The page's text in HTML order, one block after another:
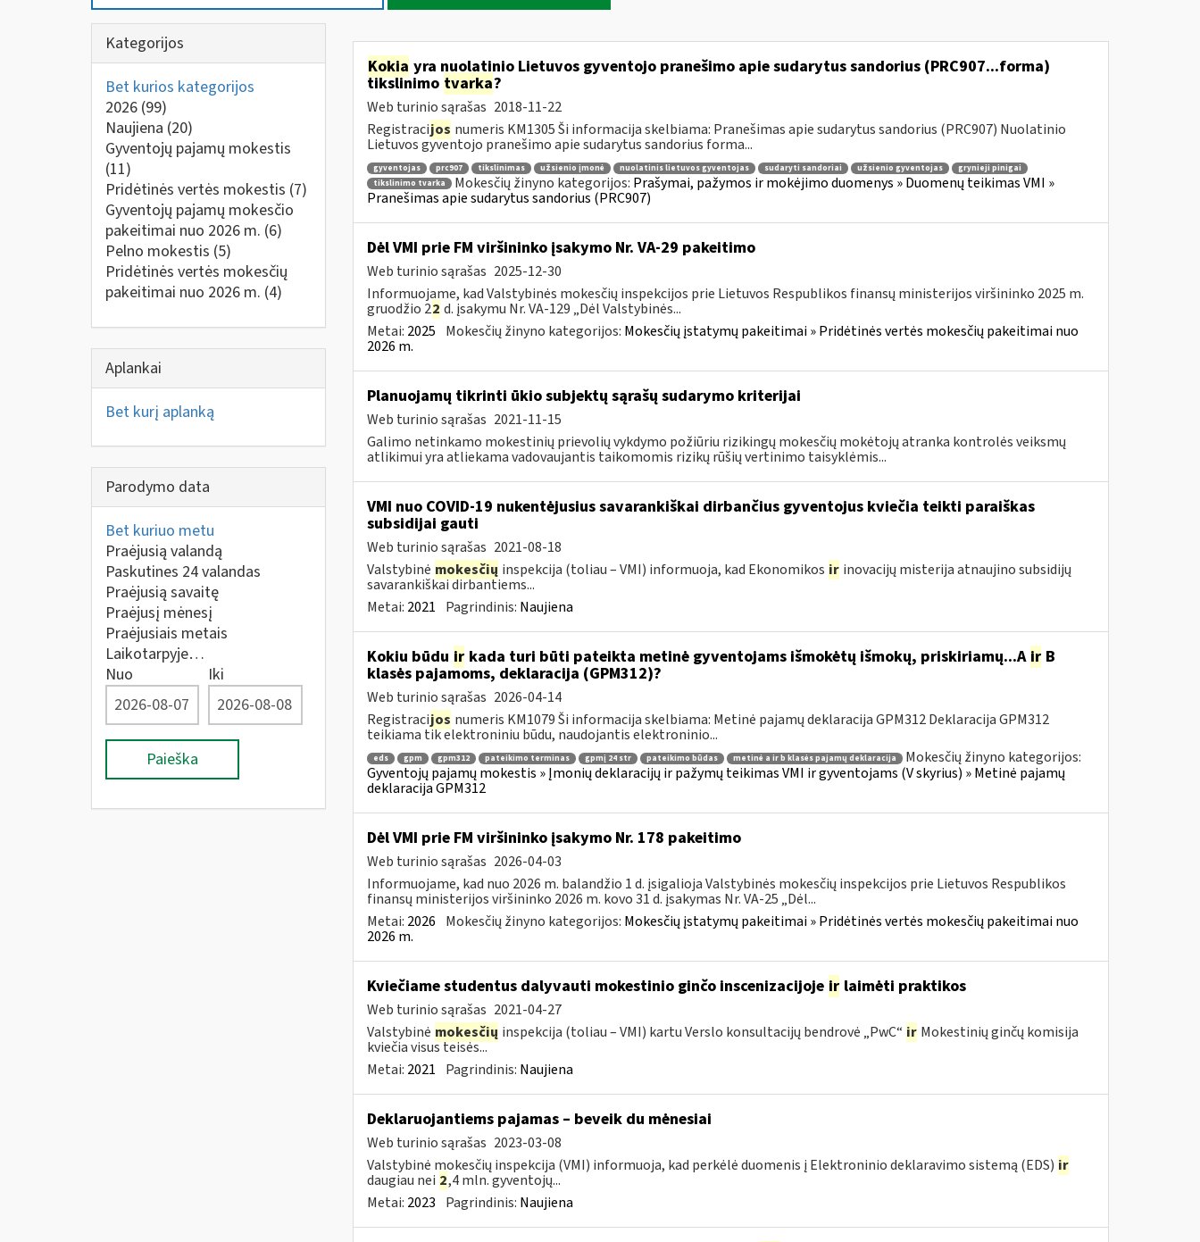
Kategorijos
Bet kurios kategorijos
2026 (99)
Naujiena (20)
Gyventojų pajamų mokestis
(11)
Pridėtinės vertės mokestis (7)
Gyventojų pajamų mokesčio
pakeitimai nuo 2026 m. (6)
Pelno mokestis (5)
Pridėtinės vertės mokesčių
pakeitimai nuo 2026 m. (4)
Aplankai
Bet kurį aplanką
Parodymo data
Bet kuriuo metu
Praėjusią valandą
Paskutines 24 valandas
Praėjusią savaitę
Praėjusį mėnesį
Praėjusiais metais
Laikotarpyje…
Nuo
Iki
Paieška
Kokia yra nuolatinio Lietuvos gyventojo pranešimo apie sudarytus sandorius (PRC907...forma)
tikslinimo tvarka?
Web turinio sąrašas 2018-11-22
Registracijos numeris KM1305 Ši informacija skelbiama: Pranešimas apie sudarytus sandorius (PRC907) Nuolatinio
Lietuvos gyventojo pranešimo apie sudarytus sandorius forma...
gyventojas prc907 tikslinimas užsienio įmonė nuolatinis lietuvos gyventojas sudaryti sandoriai užsienio gyventojas
grynieji pinigai
tikslinimo tvarka
Mokesčių žinyno kategorijos: Prašymai, pažymos ir mokėjimo duomenys » Duomenų teikimas VMI »
Pranešimas apie sudarytus sandorius (PRC907)
Dėl VMI prie FM viršininko įsakymo Nr. VA-29 pakeitimo
Web turinio sąrašas 2025-12-30
Informuojame, kad Valstybinės mokesčių inspekcijos prie Lietuvos Respublikos finansų ministerijos viršininko 2025 m.
gruodžio 22 d. įsakymu Nr. VA-129 „Dėl Valstybinės...
Metai: 2025 Mokesčių žinyno kategorijos: Mokesčių įstatymų pakeitimai » Pridėtinės vertės mokesčių pakeitimai nuo
2026 m.
Planuojamų tikrinti ūkio subjektų sąrašų sudarymo kriterijai
Web turinio sąrašas 2021-11-15
Galimo netinkamo mokestinių prievolių vykdymo požiūriu rizikingų mokesčių mokėtojų atranka kontrolės veiksmų
atlikimui yra atliekama vadovaujantis taikomomis rizikų rūšių vertinimo taisyklėmis...
VMI nuo COVID-19 nukentėjusius savarankiškai dirbančius gyventojus kviečia teikti paraiškas
subsidijai gauti
Web turinio sąrašas 2021-08-18
Valstybinė mokesčių inspekcija (toliau – VMI) informuoja, kad Ekonomikos ir inovacijų misterija atnaujino subsidijų
savarankiškai dirbantiems...
Metai: 2021 Pagrindinis: Naujiena
Kokiu būdu irkada turi būti pateikta metinė gyventojams išmokėtų išmokų, priskiriamų...A irB
klasės pajamoms, deklaracija (GPM312)?
Web turinio sąrašas 2026-04-14
Registracijos numeris KM1079 Ši informacija skelbiama: Metinė pajamų deklaracija GPM312 Deklaracija GPM312
teikiama tik elektroniniu būdu, naudojantis elektroninio...
eds gpm gpm312 pateikimo terminas gpmį 24 str pateikimo būdas metinė a ir b klasės pajamų deklaracija
Mokesčių žinyno kategorijos:
Gyventojų pajamų mokestis » Įmonių deklaracijų ir pažymų teikimas VMI ir gyventojams (V skyrius) » Metinė pajamų
deklaracija GPM312
Dėl VMI prie FM viršininko įsakymo Nr. 178 pakeitimo
Web turinio sąrašas 2026-04-03
Informuojame, kad nuo 2026 m. balandžio 1 d. įsigalioja Valstybinės mokesčių inspekcijos prie Lietuvos Respublikos
finansų ministerijos viršininko 2026 m. kovo 31 d. įsakymas Nr. VA-25 „Dėl...
Metai: 2026 Mokesčių žinyno kategorijos: Mokesčių įstatymų pakeitimai » Pridėtinės vertės mokesčių pakeitimai nuo
2026 m.
Kviečiame studentus dalyvauti mokestinio ginčo inscenizacijoje irlaimėti praktikos
Web turinio sąrašas 2021-04-27
Valstybinė mokesčių inspekcija (toliau – VMI) kartu Verslo konsultacijų bendrovė „PwC“ ir Mokestinių ginčų komisija
kviečia visus teisės...
Metai: 2021 Pagrindinis: Naujiena
Deklaruojantiems pajamas – beveik du mėnesiai
Web turinio sąrašas 2023-03-08
Valstybinė mokesčių inspekcija (VMI) informuoja, kad perkėlė duomenis į Elektroninio deklaravimo sistemą (EDS) ir
daugiau nei 2,4 mln. gyventojų...
Metai: 2023 Pagrindinis: Naujiena